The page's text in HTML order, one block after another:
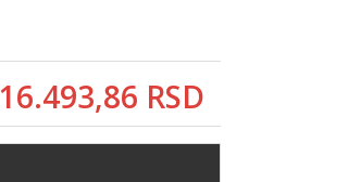
16.493,86 RSD